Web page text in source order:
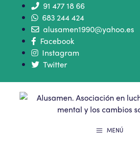
91 477 18 66
683 244 424
alusamen1990@yahoo.es
Facebook
Instagram
Twitter
MENÚ